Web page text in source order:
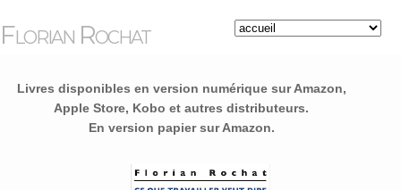
Florian Rochat
Livres disponibles en version numérique sur Amazon,
Apple Store, Kobo et autres distributeurs.
En version papier sur Amazon.